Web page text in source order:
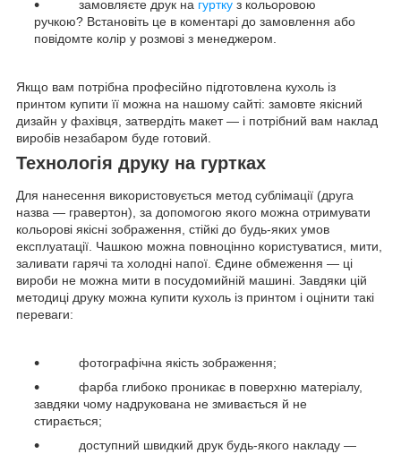
замовляєте друк на гуртку з кольоровою
ручкою? Встановіть це в коментарі до замовлення або
повідомте колір у розмові з менеджером.
Якщо вам потрібна професійно підготовлена кухоль із
принтом купити її можна на нашому сайті: замовте якісний
дизайн у фахівця, затвердіть макет — і потрібний вам наклад
виробів незабаром буде готовий.
Технологія друку на гуртках
Для нанесення використовується метод сублімації (друга
назва — гравертон), за допомогою якого можна отримувати
кольорові якісні зображення, стійкі до будь-яких умов
експлуатації. Чашкою можна повноцінно користуватися, мити,
заливати гарячі та холодні напої. Єдине обмеження — ці
вироби не можна мити в посудомийній машині. Завдяки цій
методиці друку можна купити кухоль із принтом і оцінити такі
переваги:
фотографічна якість зображення;
фарба глибоко проникає в поверхню матеріалу,
завдяки чому надрукована не змивається й не
стирається;
доступний швидкий друк будь-якого накладу —